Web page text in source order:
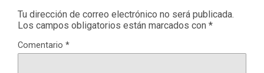
Tu dirección de correo electrónico no será publicada.
Los campos obligatorios están marcados con *
Comentario *